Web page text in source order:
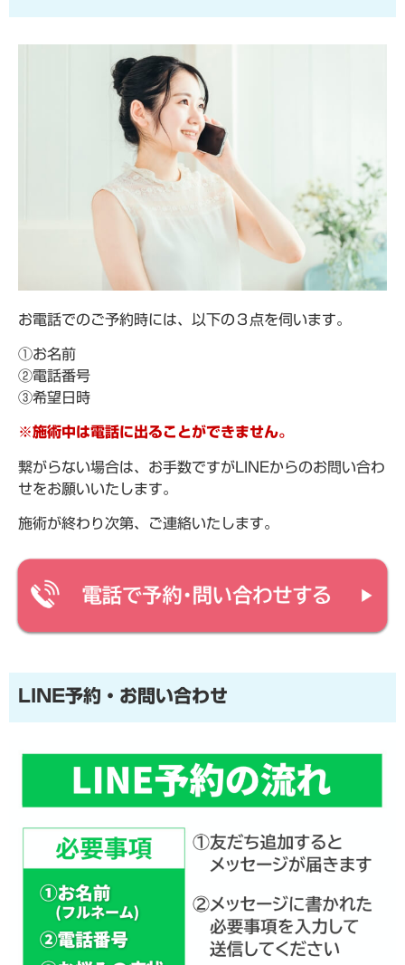
お電話でのご予約時には、以下の３点を伺います。
①お名前
②電話番号
③希望日時
※施術中は電話に出ることができません。
繋がらない場合は、お手数ですがLINEからのお問い合わ
せをお願いいたします。
施術が終わり次第、ご連絡いたします。
LINE予約・お問い合わせ